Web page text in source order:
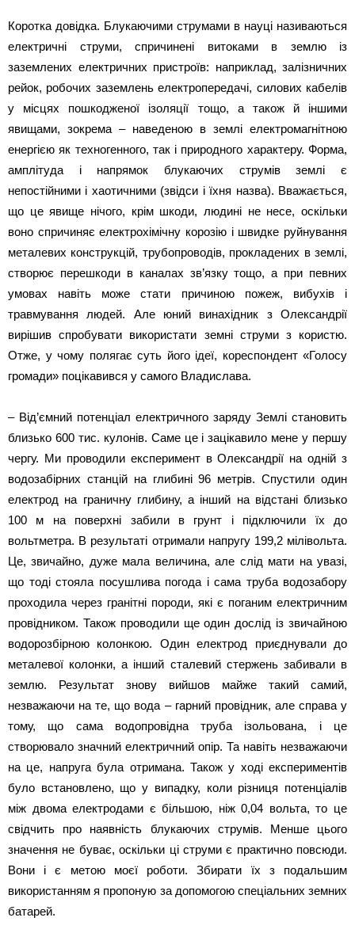
Коротка довідка. Блукаючими струмами в науці називаються
електричні струми, спричинені витоками в землю із
заземлених електричних пристроїв: наприклад, залізничних
рейок, робочих заземлень електропередачі, силових кабелів
у місцях пошкодженої ізоляції тощо, а також й іншими
явищами, зокрема – наведеною в землі електромагнітною
енергією як техногенного, так і природного характеру. Форма,
амплітуда і напрямок блукаючих струмів землі є
непостійними і хаотичними (звідси і їхня назва). Вважається,
що це явище нічого, крім шкоди, людині не несе, оскільки
воно спричиняє електрохімічну корозію і швидке руйнування
металевих конструкцій, трубопроводів, прокладених в землі,
створює перешкоди в каналах зв’язку тощо, а при певних
умовах навіть може стати причиною пожеж, вибухів і
травмування людей. Але юний винахідник з Олександрії
вирішив спробувати використати земні струми з користю.
Отже, у чому полягає суть його ідеї, кореспондент «Голосу
громади» поцікавився у самого Владислава.
– Від’ємний потенціал електричного заряду Землі становить
близько 600 тис. кулонів. Саме це і зацікавило мене у першу
чергу. Ми проводили експеримент в Олександрії на одній з
водозабірних станцій на глибині 96 метрів. Спустили один
електрод на граничну глибину, а інший на відстані близько
100 м на поверхні забили в грунт і підключили їх до
вольтметра. В результаті отримали напругу 199,2 мілівольта.
Це, звичайно, дуже мала величина, але слід мати на увазі,
що тоді стояла посушлива погода і сама труба водозабору
проходила через гранітні породи, які є поганим електричним
провідником. Також проводили ще один дослід із звичайною
водорозбірною колонкою. Один електрод приєднували до
металевої колонки, а інший сталевий стержень забивали в
землю. Результат знову вийшов майже такий самий,
незважаючи на те, що вода – гарний провідник, але справа у
тому, що сама водопровідна труба ізольована, і це
створювало значний електричний опір. Та навіть незважаючи
на це, напруга була отримана. Також у ході експериментів
було встановлено, що у випадку, коли різниця потенціалів
між двома електродами є більшою, ніж 0,04 вольта, то це
свідчить про наявність блукаючих струмів. Менше цього
значення не буває, оскільки ці струми є практично повсюди.
Вони і є метою моєї роботи. Збирати їх з подальшим
використанням я пропоную за допомогою спеціальних земних
батарей.